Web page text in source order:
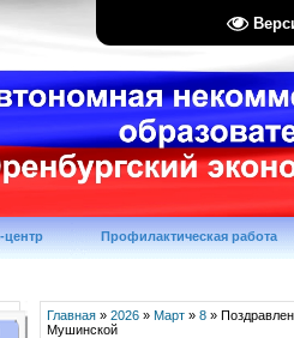
центр Профилактическая работа
Главная » 2026 » Март » 8 »
Мушинской